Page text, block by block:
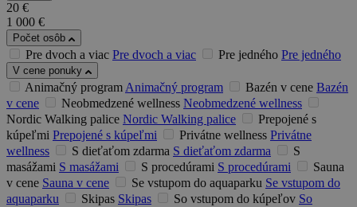
20 €
1 000 €
Počet osôb
Pre dvoch a viac Pre dvoch a viac Pre jedného Pre jedného
V cene ponuky
Animačný programAnimačný program Bazén v cene Bazén
v cene
Neobmedzené wellness Neobmedzené wellness
Nordic Walking palice Nordic Walking palice
Prepojené s
kúpeľmi Prepojené s kúpeľmi Privátne wellness Privátne
wellness
S dieťaťom zdarma S dieťaťom zdarma
S
masážami S masážami S procedúrami S procedúrami
Sauna
v cene Sauna v cene Se vstupom do aquaparku Se vstupom do
aquaparku
Skipas Skipas So vstupom do kúpeľov So